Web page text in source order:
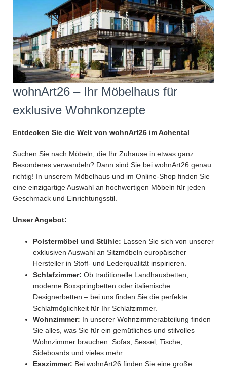
wohnArt26 – Ihr Möbelhaus für
exklusive Wohnkonzepte
Entdecken Sie die Welt von wohnArt26 im Achental
Suchen Sie nach Möbeln, die Ihr Zuhause in etwas ganz
Besonderes verwandeln? Dann sind Sie bei wohnArt26 genau
richtig! In unserem Möbelhaus und im Online-Shop finden Sie
eine einzigartige Auswahl an hochwertigen Möbeln für jeden
Geschmack und Einrichtungsstil.
Unser Angebot:
Polstermöbel und Stühle: Lassen Sie sich von unserer
exklusiven Auswahl an Sitzmöbeln europäischer
Hersteller in Stoff- und Lederqualität inspirieren.
Schlafzimmer: Ob traditionelle Landhausbetten,
moderne Boxspringbetten oder italienische
Designerbetten – bei uns finden Sie die perfekte
Schlafmöglichkeit für Ihr Schlafzimmer.
Wohnzimmer: In unserer Wohnzimmerabteilung finden
Sie alles, was Sie für ein gemütliches und stilvolles
Wohnzimmer brauchen: Sofas, Sessel, Tische,
Sideboards und vieles mehr.
Esszimmer: Bei wohnArt26 finden Sie eine große